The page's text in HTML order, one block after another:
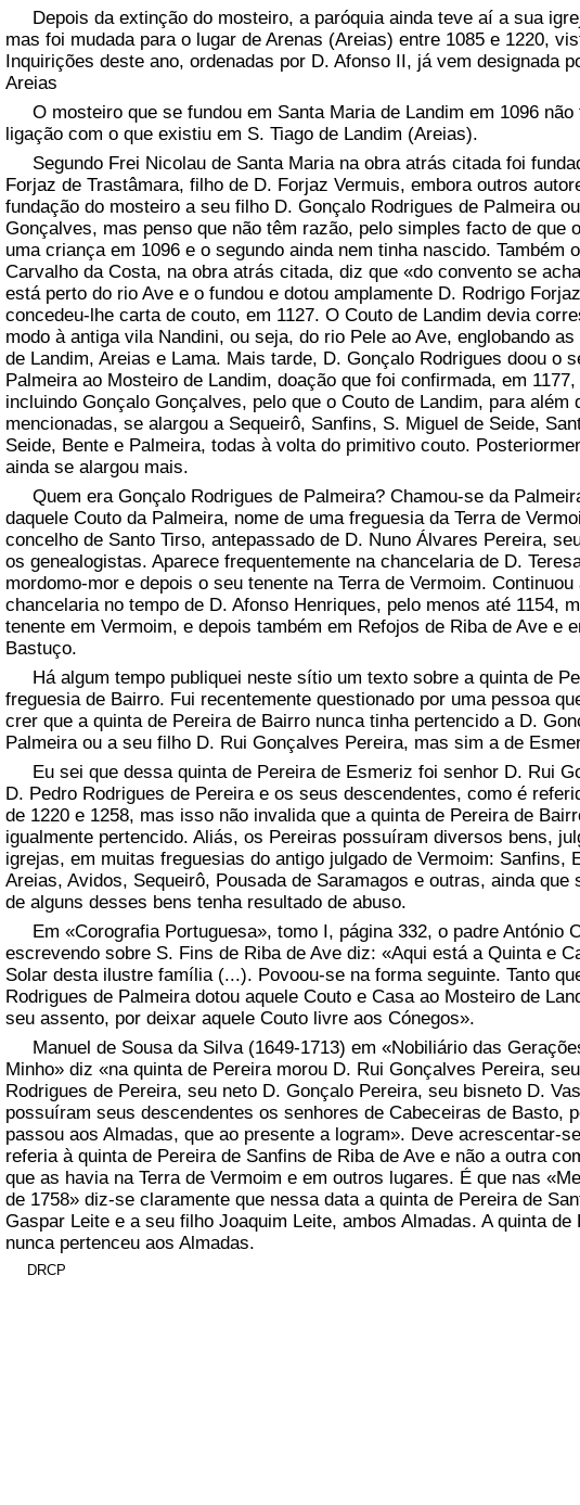
Depois da extinção do mosteiro, a paróquia ainda teve aí a sua
mas foi mudada para o lugar de Arenas (Areias) entre 1085 e 1220,
Inquirições deste ano, ordenadas por D. Afonso II, já vem designada
Areias
O mosteiro que se fundou em Santa Maria de Landim em 1096 não
ligação com o que existiu em S. Tiago de Landim (Areias).
Segundo Frei Nicolau de Santa Maria na obra atrás citada foi
Forjaz de Trastâmara, filho de D. Forjaz Vermuis, embora outros
fundação do mosteiro a seu filho D. Gonçalo Rodrigues de Palmeira
Gonçalves, mas penso que não têm razão, pelo simples facto de que
uma criança em 1096 e o segundo ainda nem tinha nascido. Também
Carvalho da Costa, na obra atrás citada, diz que «do convento se
está perto do rio Ave e o fundou e dotou amplamente D. Rodrigo
concedeu-lhe carta de couto, em 1127. O Couto de Landim devia
modo à antiga vila Nandini, ou seja, do rio Pele ao Ave, englobando
de Landim, Areias e Lama. Mais tarde, D. Gonçalo Rodrigues doou o
Palmeira ao Mosteiro de Landim, doação que foi confirmada, em
incluindo Gonçalo Gonçalves, pelo que o Couto de Landim, para além
mencionadas, se alargou a Sequeirô, Sanfins, S. Miguel de Seide,
Seide, Bente e Palmeira, todas à volta do primitivo couto.
ainda se alargou mais.
Quem era Gonçalo Rodrigues de Palmeira? Chamou-se da
daquele Couto da Palmeira, nome de uma freguesia da Terra de
concelho de Santo Tirso, antepassado de D. Nuno Álvares Pereira,
os genealogistas. Aparece frequentemente na chancelaria de D.
mordomo-mor e depois o seu tenente na Terra de Vermoim.
chancelaria no tempo de D. Afonso Henriques, pelo menos até 1154,
tenente em Vermoim, e depois também em Refojos de Riba de Ave e
Bastuço.
Há algum tempo publiquei neste sítio um texto sobre a quinta de
freguesia de Bairro. Fui recentemente questionado por uma pessoa
crer que a quinta de Pereira de Bairro nunca tinha pertencido a D.
Palmeira ou a seu filho D. Rui Gonçalves Pereira, mas sim a de
Eu sei que dessa quinta de Pereira de Esmeriz foi senhor D. Rui
D. Pedro Rodrigues de Pereira e os seus descendentes, como é
de 1220 e 1258, mas isso não invalida que a quinta de Pereira de
igualmente pertencido. Aliás, os Pereiras possuíram diversos bens,
igrejas, em muitas freguesias do antigo julgado de Vermoim: Sanfins,
Areias, Avidos, Sequeirô, Pousada de Saramagos e outras, ainda que
de alguns desses bens tenha resultado de abuso.
Em «Corografia Portuguesa», tomo I, página 332, o padre António
escrevendo sobre S. Fins de Riba de Ave diz: «Aqui está a Quinta e
Solar desta ilustre família (...). Povoou-se na forma seguinte. Tanto
Rodrigues de Palmeira dotou aquele Couto e Casa ao Mosteiro de
seu assento, por deixar aquele Couto livre aos Cónegos».
Manuel de Sousa da Silva (1649-1713) em «Nobiliário das
Minho» diz «na quinta de Pereira morou D. Rui Gonçalves Pereira,
Rodrigues de Pereira, seu neto D. Gonçalo Pereira, seu bisneto D.
possuíram seus descendentes os senhores de Cabeceiras de Basto,
passou aos Almadas, que ao presente a logram». Deve acrescentar-
referia à quinta de Pereira de Sanfins de Riba de Ave e não a outra
que as havia na Terra de Vermoim e em outros lugares. É que nas
de 1758» diz-se claramente que nessa data a quinta de Pereira de
Gaspar Leite e a seu filho Joaquim Leite, ambos Almadas. A quinta de
nunca pertenceu aos Almadas.
DRCP